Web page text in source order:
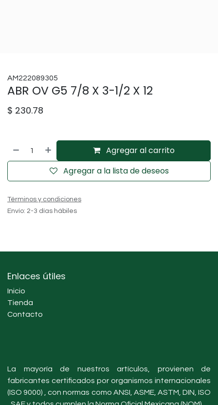
AM222089305
ABR OV G5 7/8 X 3-1/2 X 12
$ 230.78
Agregar al carrito
Agregar a la lista de deseos
Términos y condiciones
Envío: 2-3 días hábiles
Enlaces útiles
Inicio
Tienda
Contacto
La mayoría de nuestros artículos, provienen de
fabricantes certificados por organismos internacionales
(ISO 9000) , con normas como ANSI, ASME, ASTM, DIN, ISO